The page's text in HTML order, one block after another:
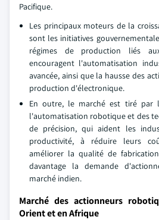
Pacifique.
Les principaux moteurs de la
sont les initiatives
régimes de production liés
encouragent l'automatisation
avancée, ainsi que la hausse des
production d'électronique.
En outre, le marché est tiré par
l'automatisation robotique et des
de précision, qui aident les
productivité, à réduire leurs
améliorer la qualité de
davantage la demande
marché indien.
Marché des actionneurs
Orient et en Afrique